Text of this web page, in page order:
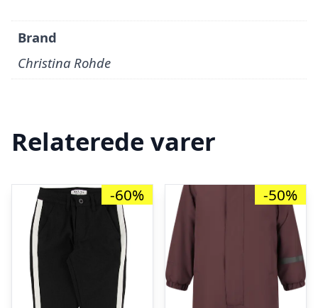
Brand
Christina Rohde
Relaterede varer
-60% -50%